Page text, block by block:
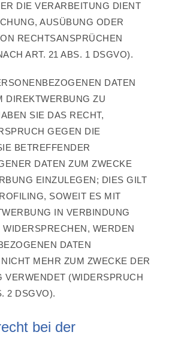
DIE VERARBEITUNG DIENT
AUSÜBUNG ODER
RECHTSANSPRÜCHEN
ART. 21 ABS. 1 DSGVO).
DATEN
DIREKTWERBUNG ZU
SIE DAS RECHT,
GEGEN DIE
BETREFFENDER
DATEN ZUM ZWECKE
EINZULEGEN; DIES GILT
SOWEIT ES MIT
IN VERBINDUNG
WIDERSPRECHEN, WERDEN
DATEN
MEHR ZUM ZWECKE DER
VERWENDET (WIDERSPRUCH
2 DSGVO).
bei der